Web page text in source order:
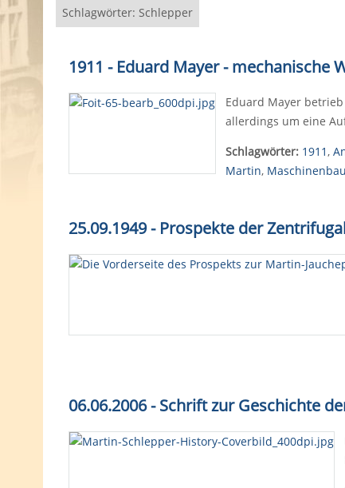
p
e
Schlagwörter: Schlepper
1911 - Eduard Mayer -
Eduard Mayer
allerdings um eine
Schlagwörter: 1911,
Martin, Maschinenbau
25.09.1949 - Prospekte der
06.06.2006 - Schrift zur Geschichte